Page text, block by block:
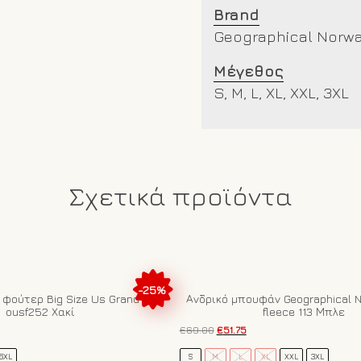
Brand
Geographical
Μέγεθος
S, M, L, XL, XXL, 3XL
Σχετικά προϊόντα
-25%
Big Size Us Grand Polo
ousf252 Χακί
6XL
Ανδρικό μπουφάν Geographical
fleece 113 Μπλε
€69.00 Original
was:
€51.75Η
τιμή
Αυτό
S M L XL XXL 3XL